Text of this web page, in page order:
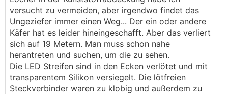
versucht zu vermeiden, aber irgendwo findet das
Ungeziefer immer einen Weg... Der ein oder andere
Käfer hat es leider hineingeschafft. Aber das verliert
sich auf 19 Metern. Man muss schon nahe
herantreten und suchen, um die zu sehen.
Die LED Streifen sind in den Ecken verlötet und mit
transparentem Silikon versiegelt. Die lötfreien
Steckverbinder waren zu klobig und außerdem zu